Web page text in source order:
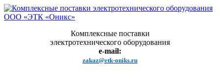
Комплексные поставки
электротехнического оборудования
e-mail:
zakaz@etk-oniks.ru